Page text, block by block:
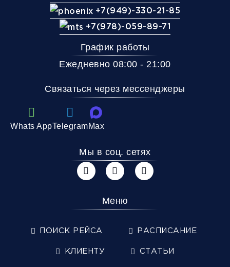
+7(949)-330-21-85
+7(978)-059-89-71
График работы
Ежедневно 08:00 - 21:00
Связаться через мессенджеры
Whats AppTelegramMax
Мы в соц. сетях
Меню
ПОИСК РЕЙСА РАСПИСАНИЕ
КЛИЕНТУ СТАТЬИ